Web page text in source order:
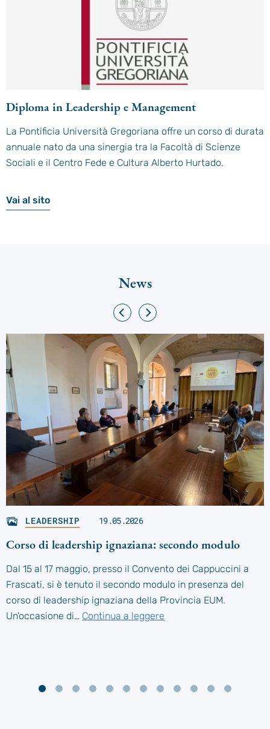
Diploma in Leadership e Management
La Pontificia Università Gregoriana offre un corso di durata
annuale nato da una sinergia tra la Facoltà di Scienze
Sociali e il Centro Fede e Cultura Alberto Hurtado.
Vai al sito
News
LEADERSHIP 19.05.2026
Corso di leadership ignaziana: secondo modulo
Dal 15 al 17 maggio, presso il Convento dei Cappuccini a
Frascati, si è tenuto il secondo modulo in presenza del
corso di leadership ignaziana della Provincia EUM.
Un’occasione di… Continua a leggere